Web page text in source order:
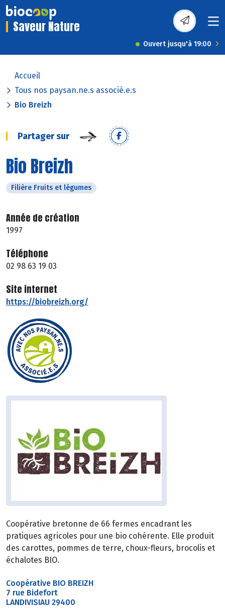
Saveur Nature
Ouvert jusqu'à 19:00
Accueil
Tous nos paysan.ne.s associé.e.s
Bio Breizh
Partager sur
Bio Breizh
Filière Fruits et légumes
Année de création
1997
Téléphone
02 98 63 19 03
Site internet
https://biobreizh.org/
Coopérative bretonne de 66 fermes encadrant les
pratiques agricoles pour une bio cohérente. Elle produit
des carottes, pommes de terre, choux-fleurs, brocolis et
échalotes BIO.
Coopérative BIO BREIZH
7 rue Bidefort
LANDIVISIAU 29400